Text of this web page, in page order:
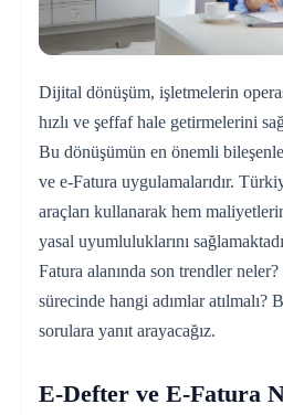
Dijital dönüşüm, işletmelerin
hızlı ve şeffaf hale getirmelerini
Bu dönüşümün en önemli
ve e-Fatura uygulamalarıdır.
araçları kullanarak hem
yasal uyumluluklarını
Fatura alanında son trendler
sürecinde hangi adımlar atılmalı?
sorulara yanıt arayacağız.
E-Defter ve E-Fatura